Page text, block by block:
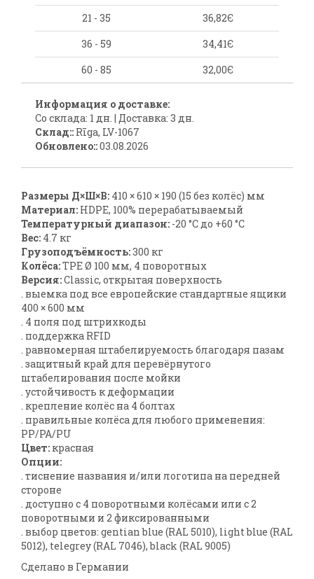
21 - 35
36,82Є
36 - 59
34,41Є
60 - 85
32,00Є
Информация о доставке:
Со склада: 1 дн. | Доставка: 3 дн.
Склад:: Rīga, LV-1067
Обновлено::03.08.2026
Размеры Д×Ш×В: 410 × 610 × 190 (15 без колёс) мм
Материал: HDPE, 100% перерабатываемый
Температурный диапазон: -20 °C до +60 °C
Вес: 4.7 кг
Грузоподъёмность:300 кг
Колёса:TPE Ø 100 мм, 4 поворотных
Версия:Classic, открытая поверхность
. выемка под все европейские стандартные ящики
400 × 600 мм
. 4 поля под штрихкоды
. поддержка RFID
. равномерная штабелируемость благодаря пазам
. защитный край для перевёрнутого
штабелирования после мойки
. устойчивость к деформации
. крепление колёс на 4 болтах
. правильные колёса для любого применения:
PP/PA/PU
Цвет: красная
Опции:
. тиснение названия и/или логотипа на передней
стороне
. доступно с 4 поворотными колёсами или с 2
поворотными и 2 фиксированными
. выбор цветов: gentian blue (RAL 5010), light blue (RAL
5012), telegrey (RAL 7046), black (RAL 9005)
Сделано в Германии